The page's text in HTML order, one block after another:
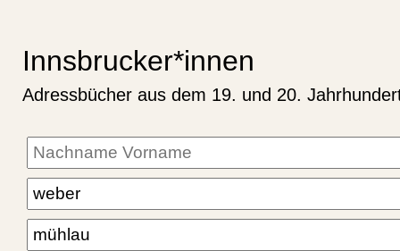
Innsbrucker*innen
Adressbücher aus dem 19. und 20.